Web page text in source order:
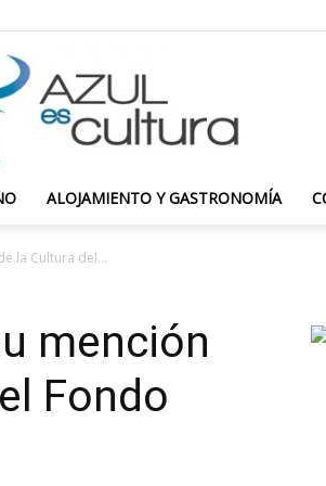
ALOJAMIENTO Y GASTRONOMÍA
la Cultura del...
mención
Fondo